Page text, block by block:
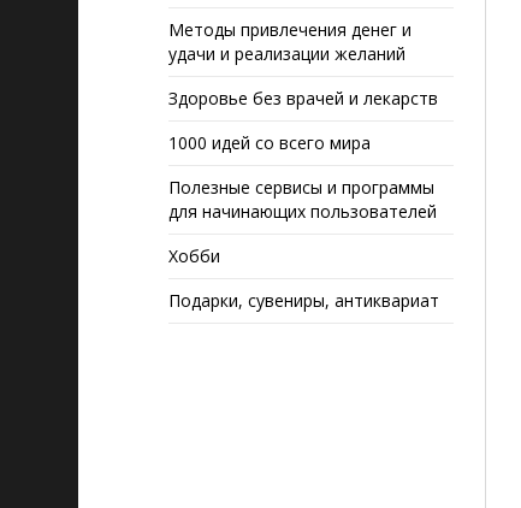
Методы привлечения денег и
удачи и реализации желаний
Здоровье без врачей и лекарств
1000 идей со всего мира
Полезные сервисы и программы
для начинающих пользователей
Хобби
Подарки, сувениры, антиквариат